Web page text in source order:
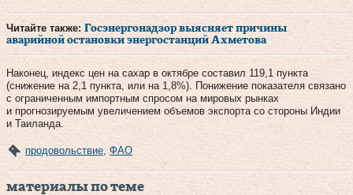
Читайте также: Госэнергонадзор выясняет причины
аварийной остановки энергостанций Ахметова
Наконец, индекс цен на сахар в октябре составил 119,1 пункта
(снижение на 2,1 пункта, или на 1,8%). Понижение показателя связано
с ограниченным импортным спросом на мировых рынках
и прогнозируемым увеличением объемов экспорта со стороны Индии
и Таиланда.
продовольствие ФАО
материалы по теме